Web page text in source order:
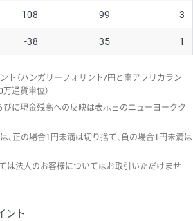
-108 99 3
-38 35 1
ト（ハンガリーフォリント/円と南アフリカラン
通貨単位）
に現金残高への反映は表示日のニューヨークク
、正の場合1円未満は切り捨て、負の場合1円未満は
は法人のお客様についてはお取引いただけませ
ント